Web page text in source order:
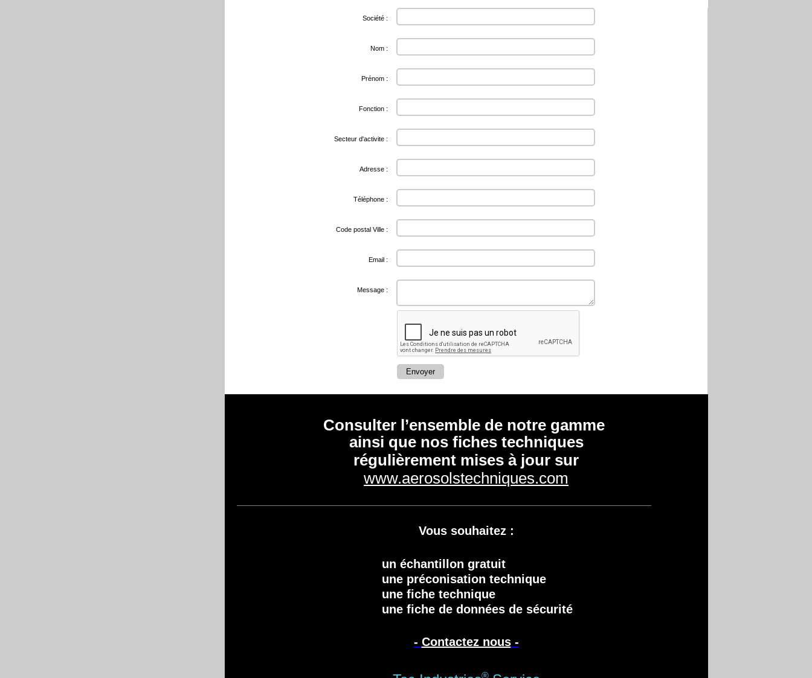
Société :
Nom :
Prénom :
Fonction :
Secteur d'activite :
Adresse :
Téléphone :
Code postal Ville :
Email :
Message :
Consulter l’ensemble de notre gamme
ainsi que nos fiches techniques
régulièrement mises à jour sur
www.aerosolstechniques.com
Vous souhaitez :
un échantillon gratuit
une préconisation technique
une fiche technique
une fiche de données de sécurité
- Contactez nous-
®